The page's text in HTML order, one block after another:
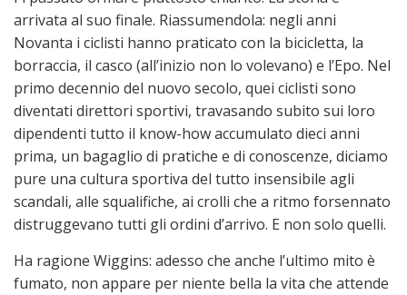
arrivata al suo finale. Riassu­men­dola: negli anni
Novanta i ciclisti hanno praticato con la bicicletta, la
borraccia, il casco (all’inizio non lo volevano) e l’Epo. Nel
primo decennio del nuovo secolo, quei ciclisti sono
diventati direttori sportivi, travasando subito sui loro
dipendenti tutto il know-how accumulato dieci anni
prima, un ba­gaglio di pratiche e di conoscenze, diciamo
pure una cultura sportiva del tutto insensibile agli
scandali, alle squalifiche, ai crolli che a ritmo forsennato
di­struggevano tutti gli ordini d’ar­rivo. E non solo quelli.
Ha ragione Wiggins: adesso che anche l’ultimo mito è
fumato, non appare per niente bella la vita che attende